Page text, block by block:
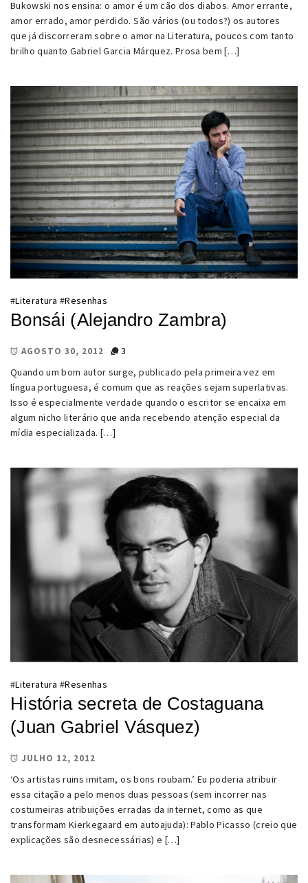
Bukowski nos ensina: o amor é um cão dos diabos. Amor errante,
amor errado, amor perdido. São vários (ou todos?) os autores
que já discorreram sobre o amor na Literatura, poucos com tanto
brilho quanto Gabriel Garcia Márquez. Prosa bem […]
#Literatura #Resenhas
Bonsái (Alejandro Zambra)
AGOSTO 30, 2012
3
Quando um bom autor surge, publicado pela primeira vez em
língua portuguesa, é comum que as reações sejam superlativas.
Isso é especialmente verdade quando o escritor se encaixa em
algum nicho literário que anda recebendo atenção especial da
mídia especializada. […]
#Literatura #Resenhas
História secreta de Costaguana
(Juan Gabriel Vásquez)
JULHO 12, 2012
‘Os artistas ruins imitam, os bons roubam.’ Eu poderia atribuir
essa citação a pelo menos duas pessoas (sem incorrer nas
costumeiras atribuições erradas da internet, como as que
transformam Kierkegaard em autoajuda): Pablo Picasso (creio que
explicações são desnecessárias) e […]